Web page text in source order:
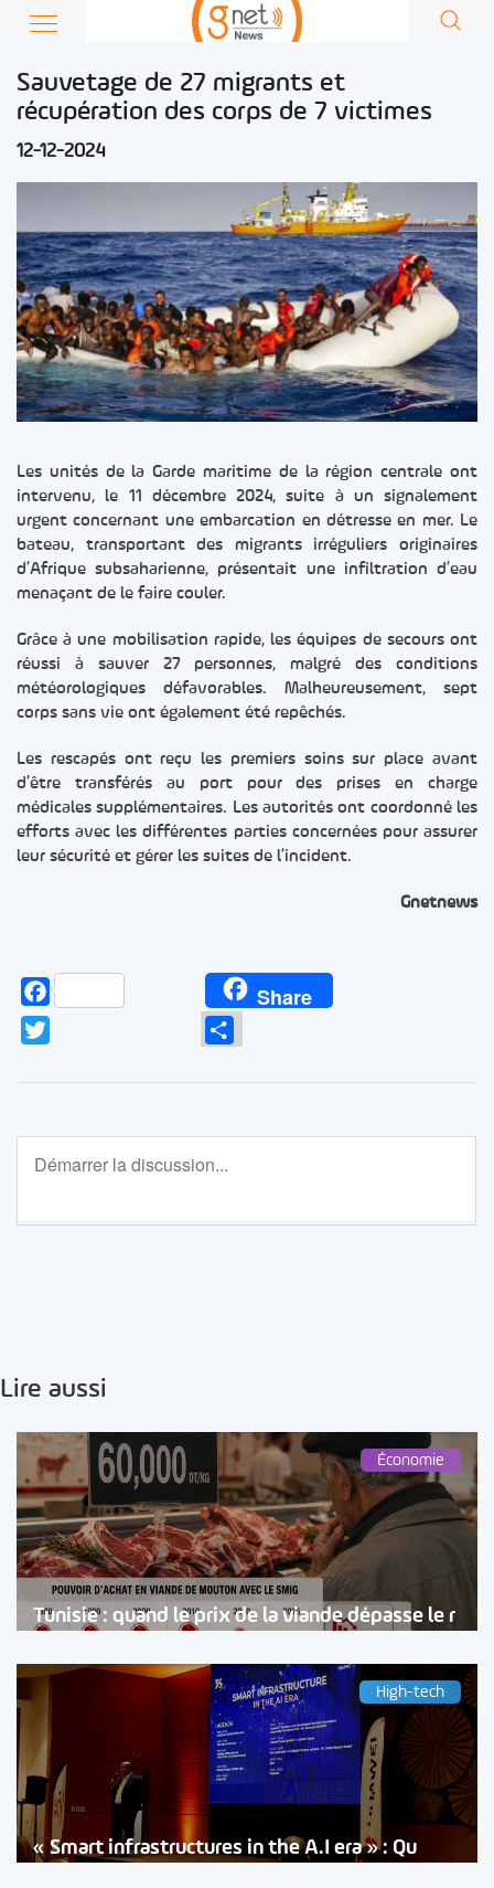
Sauvetage de 27 migrants et
récupération des corps de 7 victimes
12-12-2024
Les unités de la Garde maritime de la région centrale ont
intervenu, le 11 décembre 2024, suite à un signalement
urgent concernant une embarcation en détresse en mer. Le
bateau, transportant des migrants irréguliers originaires
d’Afrique subsaharienne, présentait une infiltration d’eau
menaçant de le faire couler.
Grâce à une mobilisation rapide, les équipes de secours ont
réussi à sauver 27 personnes, malgré des conditions
météorologiques défavorables. Malheureusement, sept
corps sans vie ont également été repêchés.
Les rescapés ont reçu les premiers soins sur place avant
d’être transférés au port pour des prises en charge
médicales supplémentaires. Les autorités ont coordonné les
efforts avec les différentes parties concernées pour assurer
leur sécurité et gérer les suites de l’incident.
Gnetnews
Facebook Share
Partager
Lire aussi
Économie
Tunisie : quand le prix de la viande dépasse le r
High-tech
« Smart infrastructures in the A.I era » : Qu